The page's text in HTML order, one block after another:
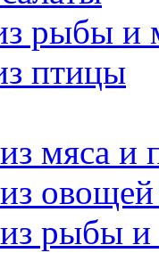
рыбы и
птицы
мяса и
рыбы